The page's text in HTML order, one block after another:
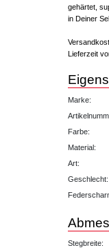
gehärtet,
in Deiner
Lieferzeit
Marke:
Farbe:
Material:
Art:
Geschlecht:
Stegbreite: